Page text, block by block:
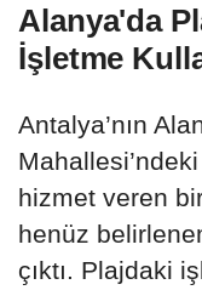
Alanya'da
İşletme
Antalya’nın
hizmet veren
henüz
çıktı. Plajdaki